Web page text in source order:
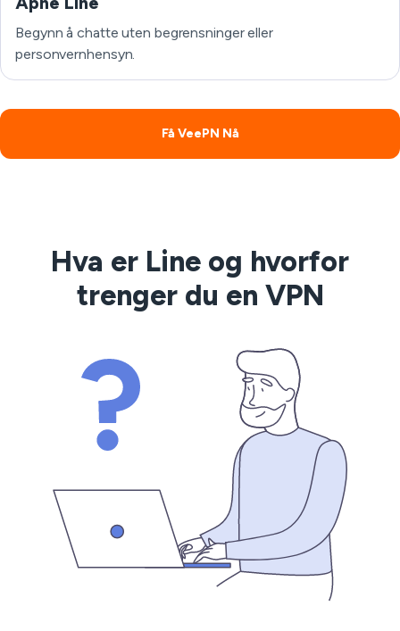
Begynn å chatte uten begrensninger eller
personvernhensyn.
Få VeePN Nå
Hva er Line og hvorfor
trenger du en VPN